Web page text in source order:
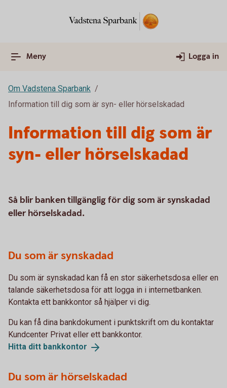
Meny Logga in
Om Vadstena Sparbank
Information till dig som är syn- eller hörselskadad
Information till dig som är
syn- eller hörselskadad
Så blir banken tillgänglig för dig som är synskadad
eller hörselskadad.
Du som är synskadad
Du som är synskadad kan få en stor säkerhetsdosa eller en
talande säkerhetsdosa för att logga in i internetbanken.
Kontakta ett bankkontor så hjälper vi dig.
Du kan få dina bankdokument i punktskrift om du kontaktar
Kundcenter Privat eller ett bankkontor.
Hitta ditt bankkontor
Du som är hörselskadad